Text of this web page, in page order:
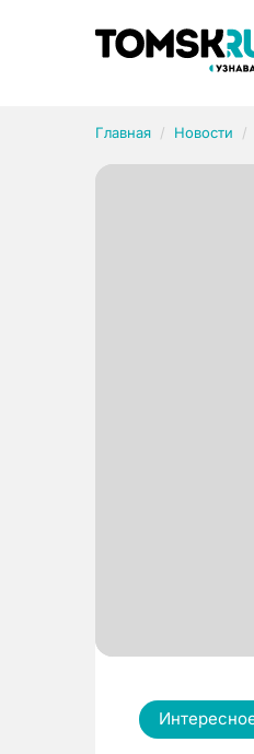
Главная Новости
Рубрики